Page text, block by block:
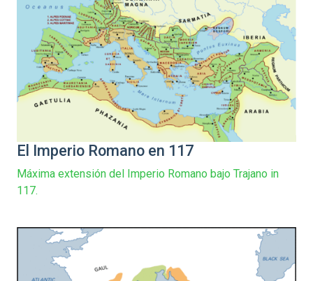
El Imperio Romano en 117
Máxima extensión del Imperio Romano bajo Trajano in
117.